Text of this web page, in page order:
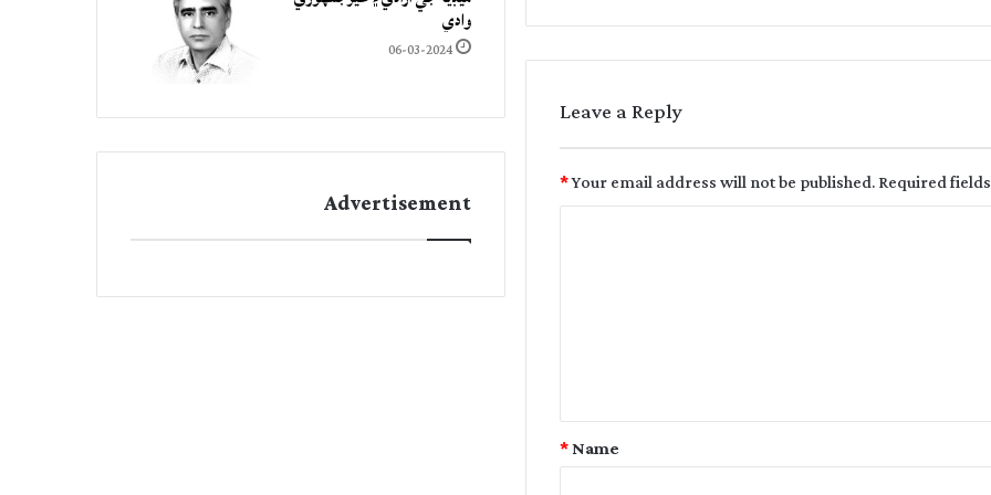
Leave a Reply
Your email address will not be published.Required
*
Name
*
وادي
06-03-2024
Advertisement